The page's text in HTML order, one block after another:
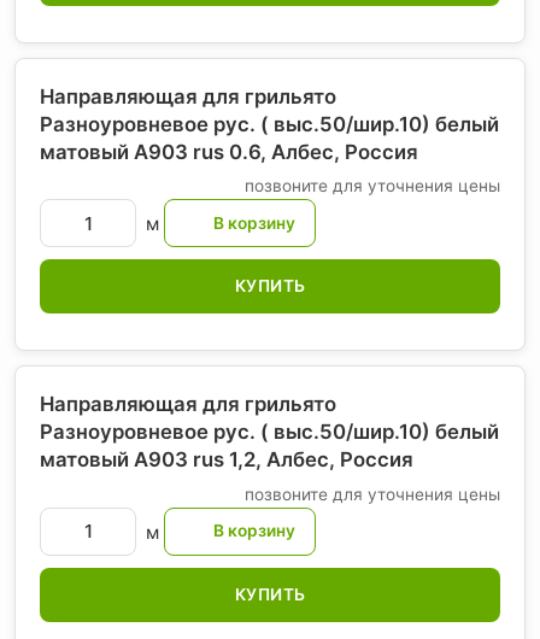
Направляющая для грильято
Разноуровневое рус. ( выс.50/шир.10) белый
матовый А903 rus 0.6, Албес, Россия
позвоните для уточнения цены
м
КУПИТЬ
Направляющая для грильято
Разноуровневое рус. ( выс.50/шир.10) белый
матовый А903 rus 1,2, Албес, Россия
позвоните для уточнения цены
м
КУПИТЬ